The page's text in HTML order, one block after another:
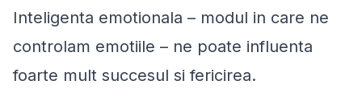
Inteligenta emotionala – modul in care ne
controlam emotiile – ne poate influenta
foarte mult succesul si fericirea.